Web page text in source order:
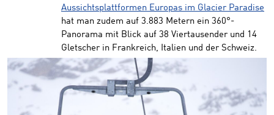
Aussichtsplattformen Europas im Glacier Paradise
hat man zudem auf 3.883 Metern ein 360°-
Panorama mit Blick auf 38 Viertausender und 14
Gletscher in Frankreich, Italien und der Schweiz.